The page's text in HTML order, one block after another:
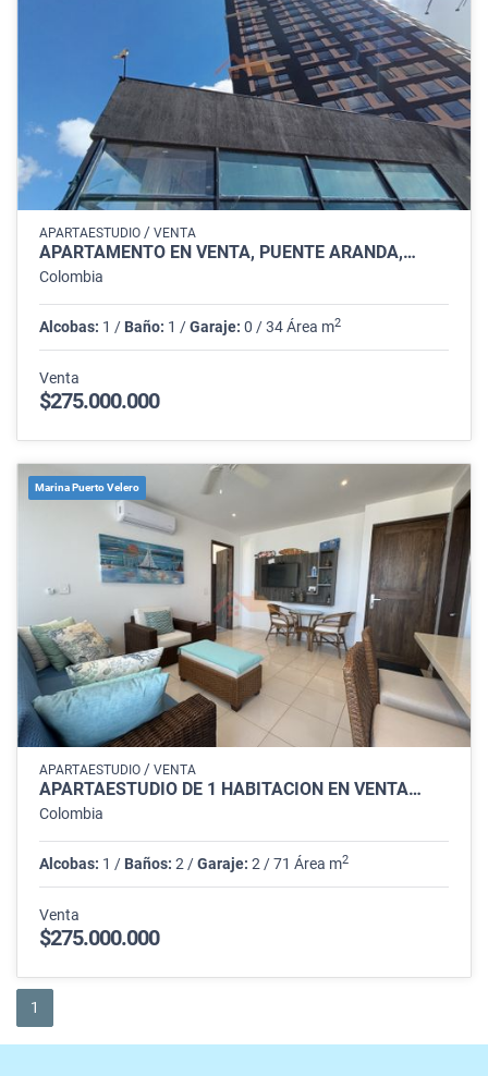
APARTAESTUDIO / VENTA
APARTAMENTO EN VENTA, PUENTE ARANDA,…
Colombia
Alcobas: 1 / Baño: 1 /Garaje: 0 / 34 Área m2
Venta
$275.000.000
Marina Puerto Velero
APARTAESTUDIO / VENTA
APARTAESTUDIO DE 1 HABITACIÓN EN VENTA…
Colombia
Alcobas: 1 / Baños: 2 /Garaje: 2 / 71 Área m2
Venta
$275.000.000
1